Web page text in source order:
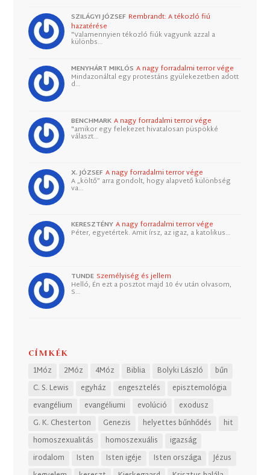
SZILÁGYI JÓZSEF Rembrandt: A tékozló fiú
hazatérése
"Valamennyien tékozló fiúk vagyunk azzal a
különbs…
MENYHÁRT MIKLÓS A nagy forradalmi terror vége
Mindazonáltal egy protestáns gyülekezetben adott
d…
BENCHMARK A nagy forradalmi terror vége
"amikor egy felekezet hivatalosan püspökké
választ…
X. JÓZSEF A nagy forradalmi terror vége
A „költő” arra gondolt, hogy alapvető különbség
va…
KERESZTÉNY A nagy forradalmi terror vége
Péter, egyetértek. Amit írsz, az igaz, a katolikus…
TUNDE Személyiség és jellem
Helló, Én ezt a posztot majd 10 év után olvasom,
S…
CÍMKÉK
1Móz 2Móz 4Móz Biblia Bolyki László
bűn
C. S. Lewis
egyház engesztelés
episztemológia
evangélium
evangéliumi evolúció
exodusz
G. K. Chesterton
Genezis helyettes bűnhődés
hit
homoszexualitás
homoszexuális
igazság
irodalom
Isten Isten igéje Isten országa
Jézus